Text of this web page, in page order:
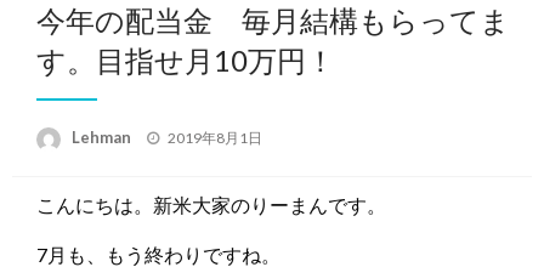
今年の配当金 毎月結構もらってま
す。目指せ月10万円！
Lehman
投
2019年8月1日
こんにちは。新米大家のりーまんです。
7月も、もう終わりですね。